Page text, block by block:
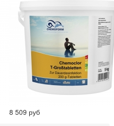
8 509 руб